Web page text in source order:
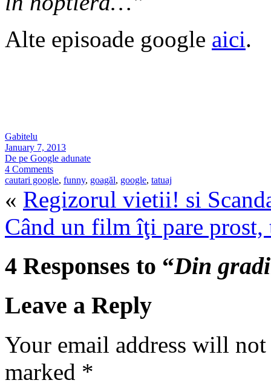
Alte episoade google aici.
Gabitelu
January 7, 2013
De pe Google adunate
4 Comments
cautari google, funny, goagăl, google, tatuaj
« Regizorul vietii! si
Când un film îţi pare
4 Responses to “Din
Leave a Reply
Your email address will
marked *